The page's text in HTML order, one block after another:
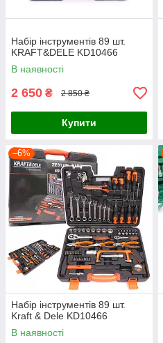
Набір інструментів 89 шт.
KRAFT&DELE KD10466
В наявності
2 650 ₴ 2 850 ₴
Купити
–6%
Набір інструментів 89 шт.
Kraft & Dele KD10466
В наявності